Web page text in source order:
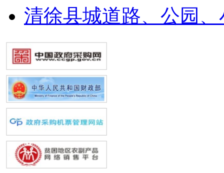
清徐县城道路、公园